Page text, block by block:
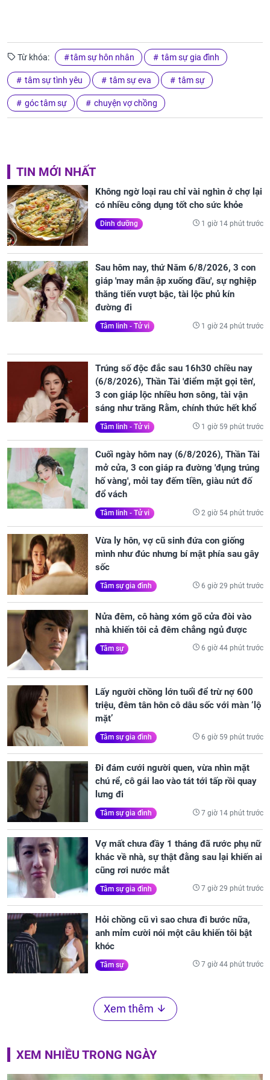
Từ khóa: tâm sự hôn nhân tâm sự gia đình
tâm sự tình yêu tâm sự eva tâm sự
góc tâm sự chuyện vợ chồng
TIN MỚI NHẤT
Không ngờ loại rau chỉ vài nghìn ở chợ lại
có nhiều công dụng tốt cho sức khỏe
Dinh dưỡng 1 giờ 14 phút trước
Sau hôm nay, thứ Năm 6/8/2026, 3 con
giáp 'may mắn ập xuống đầu', sự nghiệp
thăng tiến vượt bậc, tài lộc phủ kín
đường đi
Tâm linh - Tử vi 1 giờ 24 phút trước
Trúng số độc đắc sau 16h30 chiều nay
(6/8/2026), Thần Tài 'điểm mặt gọi tên',
3 con giáp lộc nhiều hơn sông, tài vận
sáng như trăng Rằm, chính thức hết khổ
Tâm linh - Tử vi 1 giờ 59 phút trước
Cuối ngày hôm nay (6/8/2026), Thần Tài
mở cửa, 3 con giáp ra đường 'đụng trúng
hố vàng', mỏi tay đếm tiền, giàu nứt đố
đổ vách
Tâm linh - Tử vi 2 giờ 54 phút trước
Vừa ly hôn, vợ cũ sinh đứa con giống
mình như đúc nhưng bí mật phía sau gây
sốc
Tâm sự gia đình 6 giờ 29 phút trước
Nửa đêm, cô hàng xóm gõ cửa đòi vào
nhà khiến tôi cả đêm chẳng ngủ được
Tâm sự 6 giờ 44 phút trước
Lấy người chồng lớn tuổi để trừ nợ 600
triệu, đêm tân hôn cô dâu sốc với màn ‘lộ
mặt’
Tâm sự gia đình 6 giờ 59 phút trước
Đi đám cưới người quen, vừa nhìn mặt
chú rể, cô gái lao vào tát tới tấp rồi quay
lưng đi
Tâm sự gia đình 7 giờ 14 phút trước
Vợ mất chưa đầy 1 tháng đã rước phụ nữ
khác về nhà, sự thật đằng sau lại khiến ai
cũng rơi nước mắt
Tâm sự gia đình 7 giờ 29 phút trước
Hỏi chồng cũ vì sao chưa đi bước nữa,
anh mỉm cười nói một câu khiến tôi bật
khóc
Tâm sự 7 giờ 44 phút trước
Xem thêm
XEM NHIỀU TRONG NGÀY